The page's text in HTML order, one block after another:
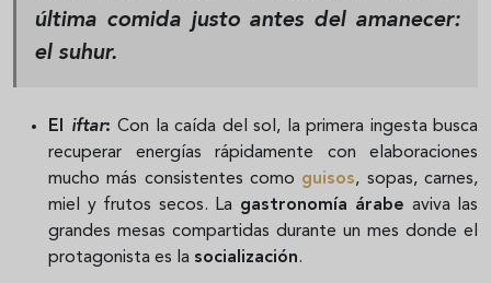
última comida justo antes del amanecer:
el suhur.
El iftar: Con la caída del sol, la primera ingesta busca
recuperar energías rápidamente con elaboraciones
mucho más consistentes como guisos, sopas, carnes,
miel y frutos secos. La gastronomía árabe aviva las
grandes mesas compartidas durante un mes donde el
protagonista es la socialización.